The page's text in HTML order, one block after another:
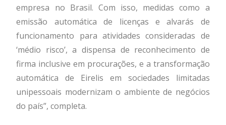
empresa no Brasil. Com isso, medidas como a
emissão automática de licenças e alvarás de
funcionamento para atividades consideradas de
‘médio risco’, a dispensa de reconhecimento de
firma inclusive em procurações, e a transformação
automática de Eirelis em sociedades limitadas
unipessoais modernizam o ambiente de negócios
do país”, completa.